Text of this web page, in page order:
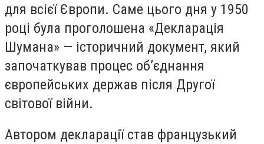
для всієї Європи. Саме цього дня у 1950
році була проголошена «Декларація
Шумана» — історичний документ, який
започаткував процес об’єднання
європейських держав після Другої
світової війни.
Автором декларації став французький